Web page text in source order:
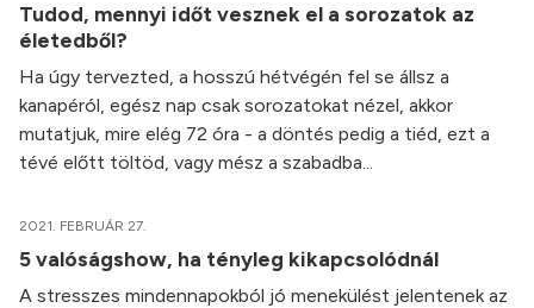
Tudod, mennyi időt vesznek el a sorozatok az
életedből?
Ha úgy tervezted, a hosszú hétvégén fel se állsz a
kanapéról, egész nap csak sorozatokat nézel, akkor
mutatjuk, mire elég 72 óra - a döntés pedig a tiéd, ezt a
tévé előtt töltöd, vagy mész a szabadba...
2021. FEBRUÁR 27.
5 valóságshow, ha tényleg kikapcsolódnál
A stresszes mindennapokból jó menekülést jelentenek az